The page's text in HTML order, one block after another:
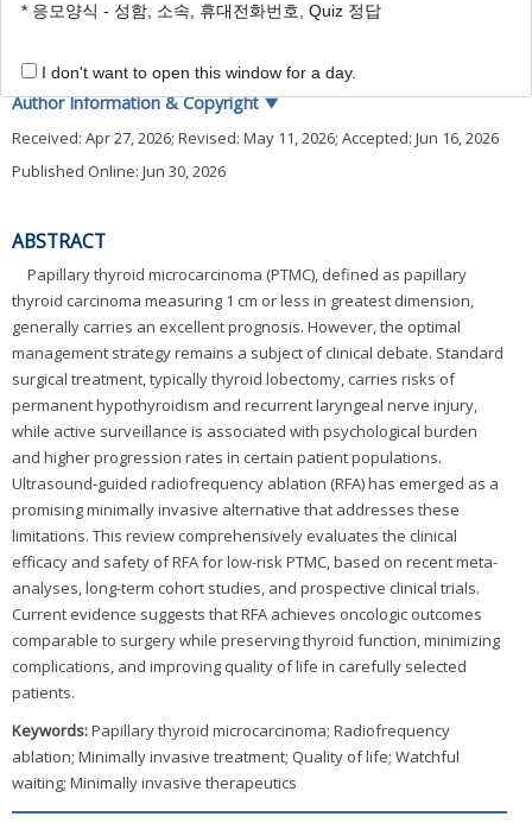
Minhyung Lee 1 2,3, * 1 ,3
Author Information & Copyright▼
Received: Apr 27, 2026; Revised: May 11, 2026; Accepted: Jun 16, 2026
Published Online: Jun 30, 2026
ABSTRACT
Papillary thyroid microcarcinoma (PTMC), defined as papillary
thyroid carcinoma measuring 1 cm or less in greatest dimension,
generally carries an excellent prognosis. However, the optimal
management strategy remains a subject of clinical debate. Standard
surgical treatment, typically thyroid lobectomy, carries risks of
permanent hypothyroidism and recurrent laryngeal nerve injury,
while active surveillance is associated with psychological burden
and higher progression rates in certain patient populations.
Ultrasound-guided radiofrequency ablation (RFA) has emerged as a
promising minimally invasive alternative that addresses these
limitations. This review comprehensively evaluates the clinical
efficacy and safety of RFA for low-risk PTMC, based on recent meta-
analyses, long-term cohort studies, and prospective clinical trials.
Current evidence suggests that RFA achieves oncologic outcomes
comparable to surgery while preserving thyroid function, minimizing
complications, and improving quality of life in carefully selected
patients.
Keywords:Papillary thyroid microcarcinoma; Radiofrequency
ablation; Minimally invasive treatment; Quality of life; Watchful
waiting; Minimally invasive therapeutics
* 응모양식 - 성함, 소속, 휴대전화번호, Quiz 정답
I don't want to open this window for a day.